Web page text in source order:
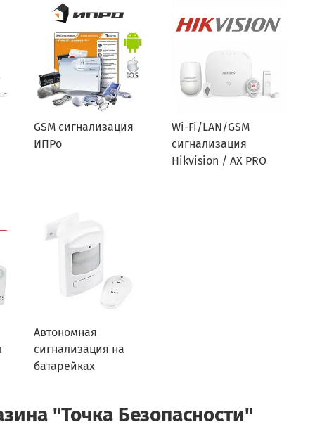
GSM сигнализация
ИПРо
Wi-Fi/LAN/GSM
сигнализация
Hikvision / AX PRO
Автономная
сигнализация на
батарейках
"Точка Безопасности"